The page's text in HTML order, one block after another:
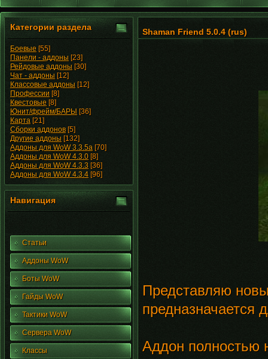
Категории раздела
Боевые [55]
Панели - аддоны [23]
Рейдовые аддоны [30]
Чат - аддоны [12]
Классовые аддоны [12]
Профессии [8]
Квестовые [8]
Юнит/фрейм/БАРЫ [36]
Карта [21]
Сборки аддонов [5]
Другие аддоны [132]
Аддоны для WoW 3.3.5a [70]
Аддоны для WoW 4.3.0 [8]
Аддоны для WoW 4.3.3 [36]
Аддоны для WoW 4.3.4 [96]
Навигация
Статьи
Аддоны WoW
Боты WoW
Гайды WoW
Тактики WoW
Сервера WoW
Классы
Shaman Friend 5.0.4 (rus)
Представляю
Аддон полностью